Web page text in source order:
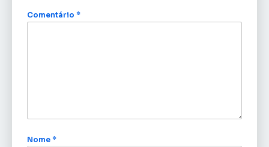
Comentário *
Nome *